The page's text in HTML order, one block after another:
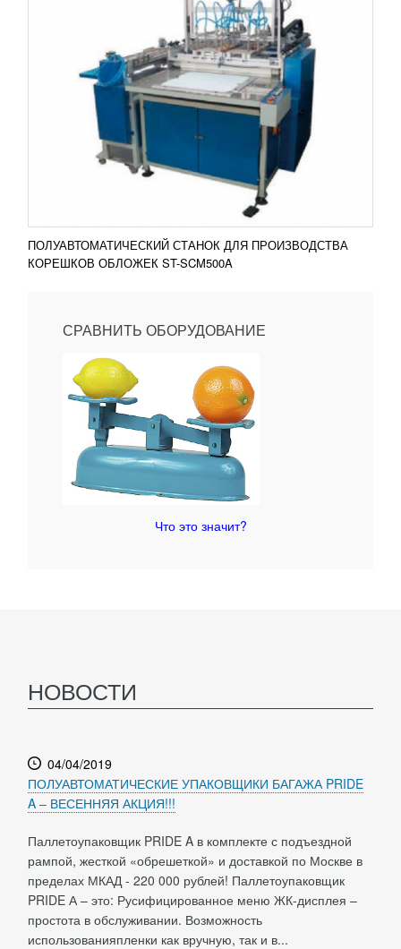
ПОЛУАВТОМАТИЧЕСКИЙ СТАНОК ДЛЯ ПРОИЗВОДСТВА
КОРЕШКОВ ОБЛОЖЕК ST-SCM500A
СРАВНИТЬ ОБОРУДОВАНИЕ
Что это значит?
НОВОСТИ
04/04/2019
ПОЛУАВТОМАТИЧЕСКИЕ УПАКОВЩИКИ БАГАЖА PRIDE
A – ВЕСЕННЯЯ АКЦИЯ!!!
Паллетоупаковщик PRIDE A в комплекте с подъездной
рампой, жесткой «обрешеткой» и доставкой по Москве в
пределах МКАД - 220 000 рублей! Паллетоупаковщик
PRIDE А – это: Русифицированное меню ЖК-дисплея –
простота в обслуживании. Возможность
использованияпленки как вручную, так и в...